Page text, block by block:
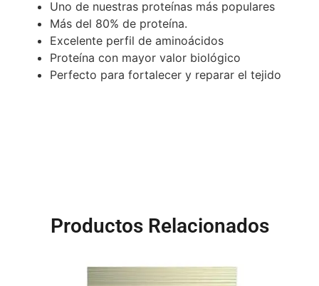
Uno de nuestras proteínas más populares
Más del 80% de proteína.
Excelente perfil de aminoácidos
Proteína con mayor valor biológico
Perfecto para fortalecer y reparar el tejido
Productos Relacionados